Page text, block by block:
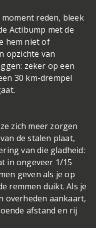
reden, bleek
Actibump met de
hem niet of
opzichte van
zeker op een
30 km-drempel
zich meer zorgen
de stalen plaat,
van die gladheid:
in ongeveer 1/15
geven als je op
remmen duikt. Als je
overheden aankaart,
afstand en rij